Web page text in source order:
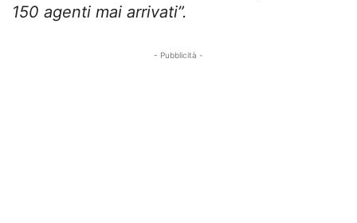
150 agenti mai arrivati”.
- Pubblicità -